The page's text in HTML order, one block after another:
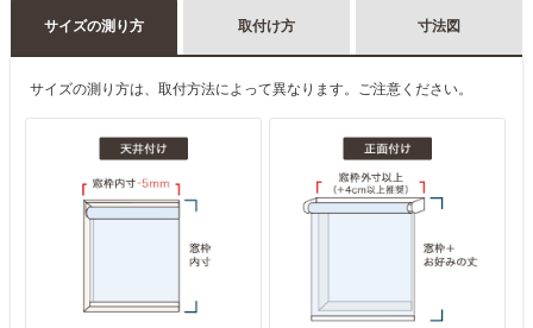
サイズの測り方
サイズの測り方は、取付方法によって異なります。ご注意ください。
取付け方 寸法図